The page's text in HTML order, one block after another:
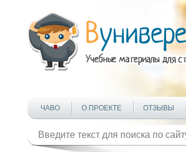
ЧАВО О ПРОЕКТЕ ОТЗЫВЫ